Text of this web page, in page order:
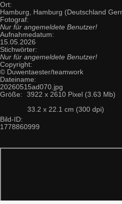
Ort:
Hamburg, Hamburg (Deutschland
Fotograf:
Nur für angemeldete Benutzer!
Aufnahmedatum:
15.05.2026
Stichwörter:
Nur für angemeldete Benutzer!
Copyright:
© Duwentaester/teamwork
Dateiname:
20260515ad070.jpg
Größe:
3922 x 2610 Pixel (3.63 Mb)
33.2 x 22.1 cm (300 dpi)
Bild-ID:
1778860999